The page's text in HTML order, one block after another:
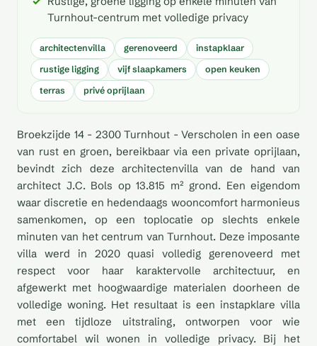
Turnhout-centrum met volledige privacy
architectenvilla gerenoveerd
instapklaar
rustige ligging
vijf slaapkamers
open keuken
terras
privé oprijlaan
Broekzijde 14 - 2300 Turnhout - Verscholen in een oase
van rust en groen, bereikbaar via een private oprijlaan,
bevindt zich deze architectenvilla van de hand van
architect J.C. Bols op 13.815 m² grond. Een eigendom
waar discretie en hedendaags wooncomfort harmonieus
samenkomen, op een toplocatie op slechts enkele
minuten van het centrum van Turnhout. Deze imposante
villa werd in 2020 quasi volledig gerenoveerd met
respect voor haar karaktervolle architectuur, en
afgewerkt met hoogwaardige materialen doorheen de
volledige woning. Het resultaat is een instapklare villa
met een tijdloze uitstraling, ontworpen voor wie
comfortabel wil wonen in volledige privacy. Bij het